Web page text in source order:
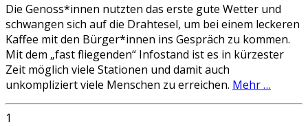
Die Genoss*innen nutzten das erste gute Wetter und
schwangen sich auf die Drahtesel, um bei einem leckeren
Kaffee mit den Bürger*innen ins Gespräch zu kommen.
Mit dem „fast fliegenden“ Infostand ist es in kürzester
Zeit möglich viele Stationen und damit auch
unkompliziert viele Menschen zu erreichen. Mehr …
1